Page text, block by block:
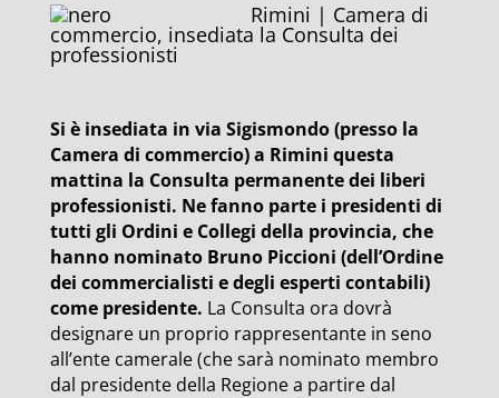
Rimini | Camera di
commercio, insediata la Consulta dei
professionisti
Si è insediata in via Sigismondo (presso la
Camera di commercio) a Rimini questa
mattina la Consulta permanente dei liberi
professionisti. Ne fanno parte i presidenti di
tutti gli Ordini e Collegi della provincia, che
hanno nominato Bruno Piccioni (dell’Ordine
dei commercialisti e degli esperti contabili)
come presidente. La Consulta ora dovrà
designare un proprio rappresentante in seno
all’ente camerale (che sarà nominato membro
dal presidente della Regione a partire dal